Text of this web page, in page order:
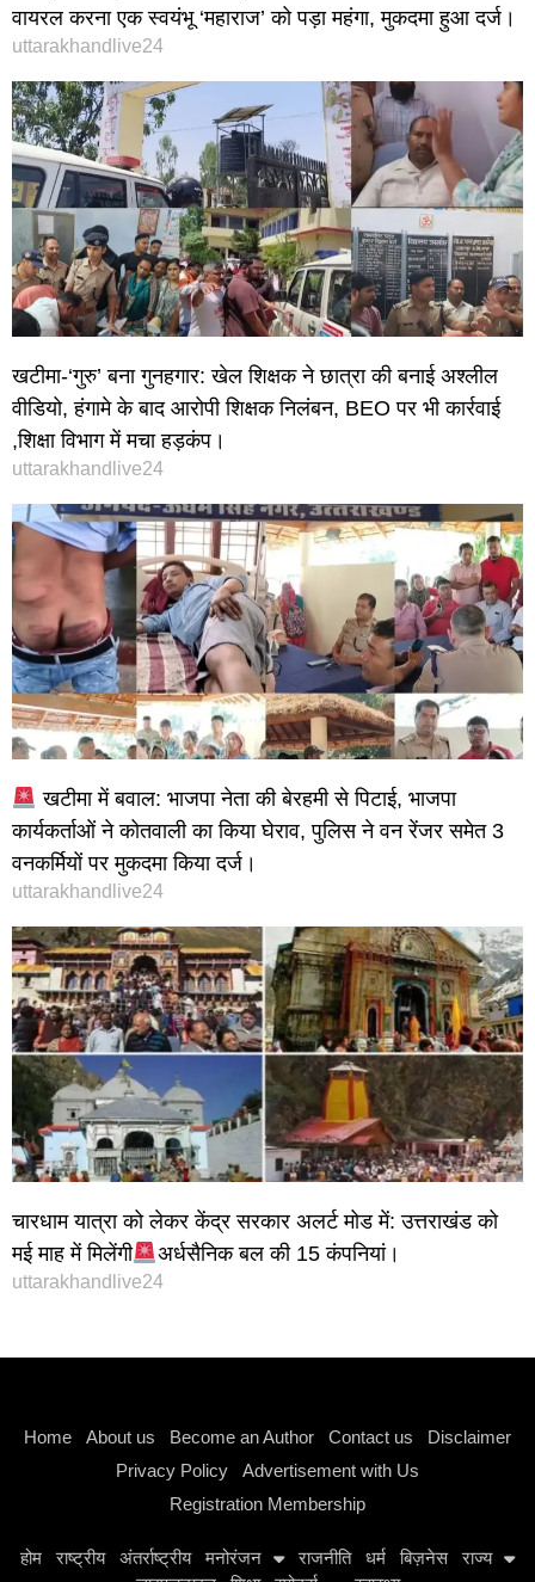
वायरल करना एक स्वयंभू ‘महाराज’ को पड़ा महंगा, मुकदमा हुआ दर्ज।
uttarakhandlive24
खटीमा-‘गुरु’ बना गुनहगार: खेल शिक्षक ने छात्रा की बनाई अश्लील
वीडियो, हंगामे के बाद आरोपी शिक्षक निलंबन, BEO पर भी कार्रवाई
,शिक्षा विभाग में मचा हड़कंप।
uttarakhandlive24
खटीमा में बवाल: भाजपा नेता की बेरहमी से पिटाई, भाजपा
कार्यकर्ताओं ने कोतवाली का किया घेराव, पुलिस ने वन रेंजर समेत 3
वनकर्मियों पर मुकदमा किया दर्ज।
uttarakhandlive24
चारधाम यात्रा को लेकर केंद्र सरकार अलर्ट मोड में: उत्तराखंड को
मई माह में मिलेंगी
अर्धसैनिक बल की 15 कंपनियां।
uttarakhandlive24
Home About us Become an Author Contact us
Disclaimer
Privacy Policy
Advertisement with Us
Registration Membership
होम राष्ट्रीय अंतर्राष्ट्रीय मनोरंजन राजनीति धर्म बिज़नेस
राज्य